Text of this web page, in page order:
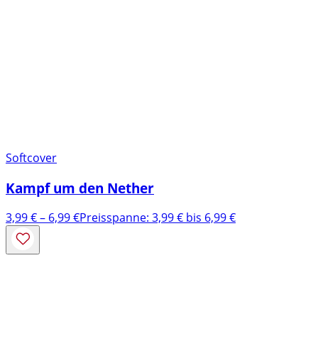
Softcover
Kampf um den Nether
3,99€– 6,99€Preisspanne: 3,99 € bis 6,99 €